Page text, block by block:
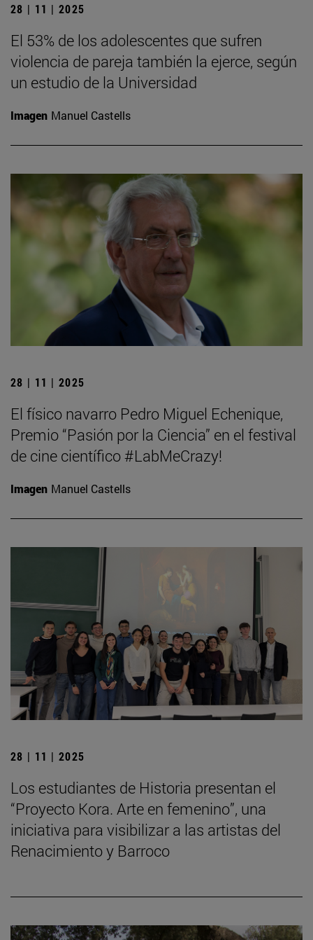
28 | 11 | 2025
El 53% de los adolescentes que sufren
violencia de pareja también la ejerce, según
un estudio de la Universidad
Imagen Manuel Castells
28 | 11 | 2025
El físico navarro Pedro Miguel Echenique,
Premio “Pasión por la Ciencia” en el festival
de cine científico #LabMeCrazy!
Imagen Manuel Castells
28 | 11 | 2025
Los estudiantes de Historia presentan el
“Proyecto Kora. Arte en femenino”, una
iniciativa para visibilizar a las artistas del
Renacimiento y Barroco